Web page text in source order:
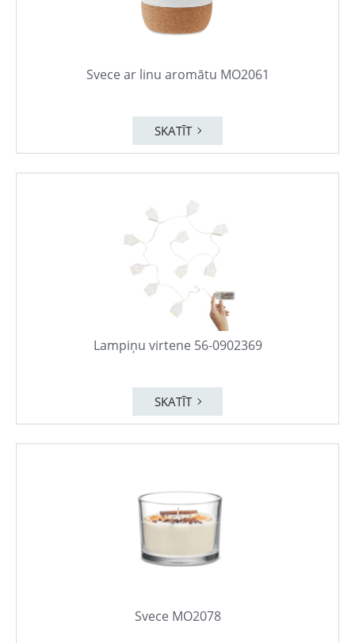
Svece ar linu aromātu MO2061
SKATĪT
Lampiņu virtene 56-0902369
SKATĪT
Svece MO2078